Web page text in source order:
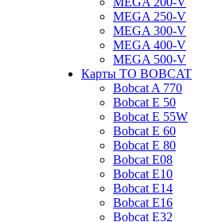
MEGA 250-V
MEGA 300-V
MEGA 400-V
MEGA 500-V
Карты ТО BOBCAT
Bobcat A 770
Bobcat E 50
Bobcat E 55W
Bobcat E 60
Bobcat E 80
Bobcat E08
Bobcat E10
Bobcat E14
Bobcat E16
Bobcat E32